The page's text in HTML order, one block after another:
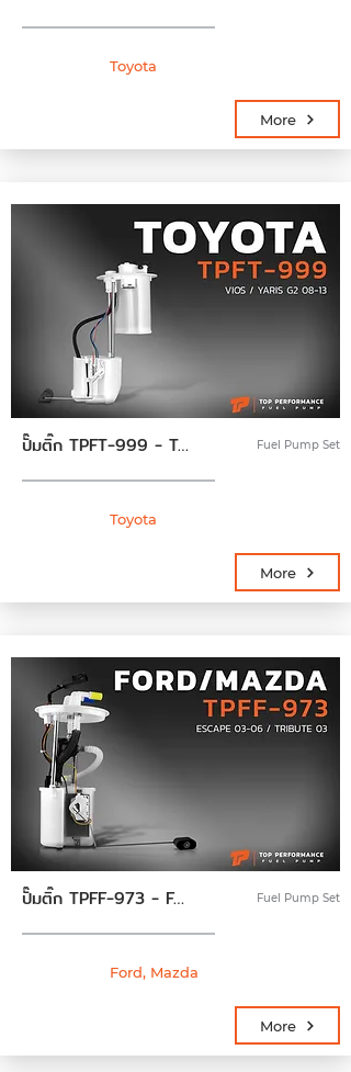
Toyota
More
ปั๊มติ๊ก TPFT-999 - TOYOTA VIOS / YARIS G2 08-13 - TOP PERFORMANCE JAPAN - ปั้มติ๊ก พร้อมลูกลอย ครบชุด ปั๊มน้ำมันเชื้อเพลิง โตโยต้า วีออส ยาริส 77020-0D070 Fuel Pump Set
Toyota
More
ปั๊มติ๊ก TPFF-973 - FORD ESCAPE / MAZDA TRIBUTE 03-06 - TOP PERFORMANCE JAPAN - ปั้มติ๊ก ปั๊มน้ำมันเชื้อเพลิง ฟอร์ด เอสเครป มาสด้า ทรีบิ้ว YL8Z-9H307 Fuel Pump Set
Ford, Mazda
More